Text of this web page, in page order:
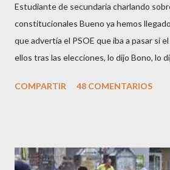
Estudiante de secundaria charlando
constitucionales Bueno ya hemos
que advertía el PSOE que iba a pasar si
ellos tras las elecciones, lo dijo Bono, lo
los okupas, los red skins, los sharps o
caballeretes salieran en Valencia a la
COMPARTIR 48 COMENTARIOS